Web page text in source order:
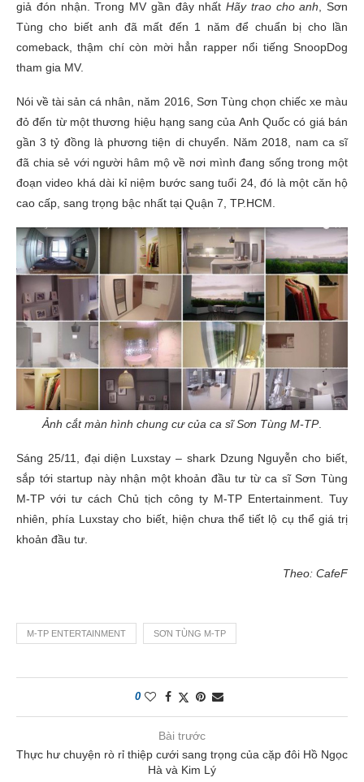
giả đón nhận. Trong MV gần đây nhất Hãy trao cho anh , Sơn
Tùng cho biết anh đã mất đến 1 năm để chuẩn bị cho lần
comeback, thậm chí còn mời hẳn rapper nổi tiếng SnoopDog
tham gia MV.
Nói về tài sản cá nhân, năm 2016, Sơn Tùng chọn chiếc xe màu
đỏ đến từ một thương hiệu hạng sang của Anh Quốc có giá bán
gần 3 tỷ đồng là phương tiện di chuyển. Năm 2018, nam ca sĩ
đã chia sẻ với người hâm mộ về nơi mình đang sống trong một
đoạn video khá dài kỉ niệm bước sang tuổi 24, đó là một căn hộ
cao cấp, sang trọng bậc nhất tại Quận 7, TP.HCM.
Ảnh cắt màn hình chung cư của ca sĩ Sơn Tùng M-TP.
Sáng 25/11, đại diện Luxstay – shark Dzung Nguyễn cho biết,
sắp tới startup này nhận một khoản đầu tư từ ca sĩ Sơn Tùng
M-TP với tư cách Chủ tịch công ty M-TP Entertainment. Tuy
nhiên, phía Luxstay cho biết, hiện chưa thể tiết lộ cụ thể giá trị
khoản đầu tư.
Theo: CafeF
M-TP ENTERTAINMENT SƠN TÙNG M-TP
0
Bài trước
Thực hư chuyện rò rỉ thiệp cưới sang trọng của cặp đôi Hồ Ngọc
Hà và Kim Lý